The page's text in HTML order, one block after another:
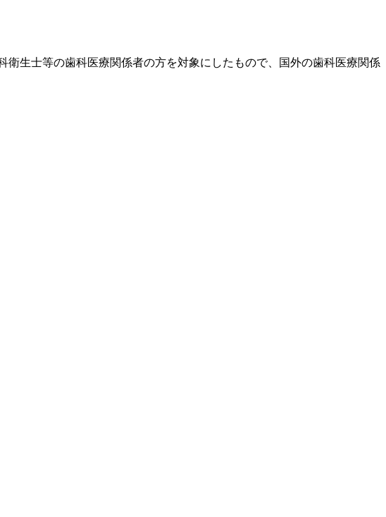
生士等の歯科医療関係者の方を対象にしたもので、国外の歯科医療関係